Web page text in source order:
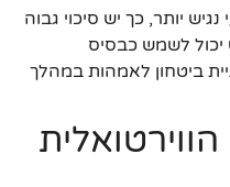
יותר, כך יש סיכוי גבוה
יכול לשמש כבסיס
ביטחון לאמהות במהלך